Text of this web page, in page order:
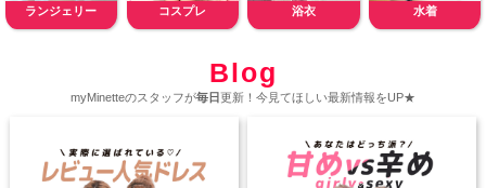
ランジェリー コスプレ 浴衣 水着
Blog
myMinetteのスタッフが毎日更新！今見てほしい最新情報をUP★